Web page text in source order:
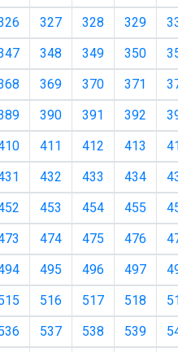
327 328 329
348 349 350
369 370 371
390 391 392
411 412 413
432 433 434
453 454 455
474 475 476
495 496 497
516 517 518
537 538 539